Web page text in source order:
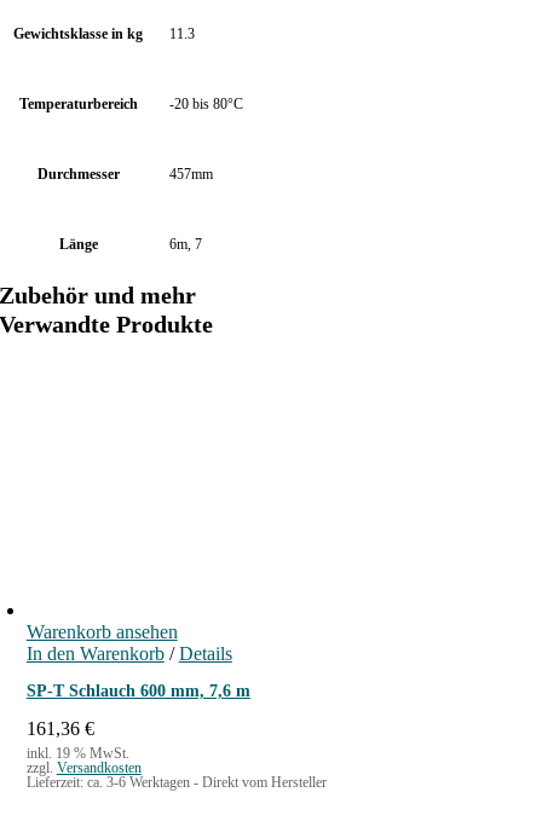
Gewichtsklasse in kg 11.3
Temperaturbereich -20 bis 80°C
Durchmesser 457mm
Länge 6m, 7
Zubehör und mehr
Verwandte Produkte
Warenkorb ansehen
In den Warenkorb / Details
SP-T Schlauch 600 mm, 7,6 m
161,36 €
inkl. 19 % MwSt.
zzgl. Versandkosten
Lieferzeit: ca. 3-6 Werktagen - Direkt vom Hersteller